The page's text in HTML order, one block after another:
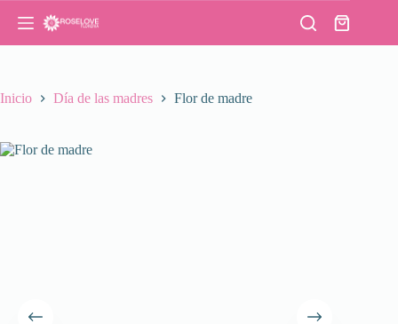
Carro
de
Inicio Día de las madres Flor de madre